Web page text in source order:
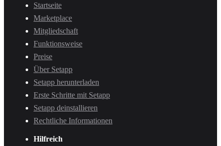
Startseite
Marketplace
Mitgliedschaft
Funktionsweise
Preise
Über Setapp
Setapp herunterladen
Erste Schritte mit Setapp
Setapp deinstallieren
Rechtliche Informationen
Hilfreich